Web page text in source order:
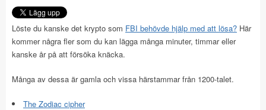
Löste du kanske det krypto som FBI behövde hjälp med att lösa? Här
kommer några fler som du kan lägga många minuter, timmar eller
kanske år på att försöka knäcka.
Många av dessa är gamla och vissa härstammar från 1200-talet.
The Zodiac cipher